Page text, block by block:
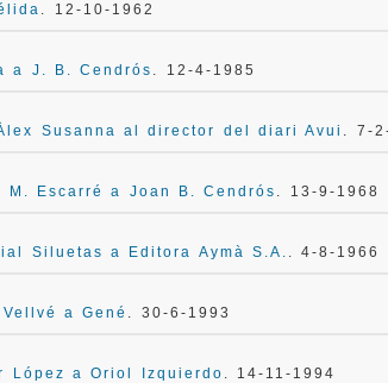
. 12-10-1962
a J. B. Cendrós . 12-4-1985
Susanna al director del diari Avui . 7-
Escarré a Joan B. Cendrós . 13-9-1968
Siluetas a Editora Aymà S.A. . 4-8-1966
a Gené . 30-6-1993
López a Oriol Izquierdo . 14-11-1994